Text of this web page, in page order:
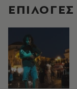
EΠΙΛΟΓΈΣ